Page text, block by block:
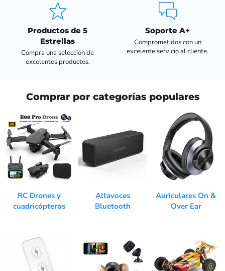
Productos de 5
Estrellas
Compra una selección de
excelentes productos.
Soporte A+
Comprometidos con un
excelente servicio al cliente.
Comprar por categorías populares
RC Drones y
cuadricópteros
Altavoces
Bluetooth
Auriculares On &
Over Ear